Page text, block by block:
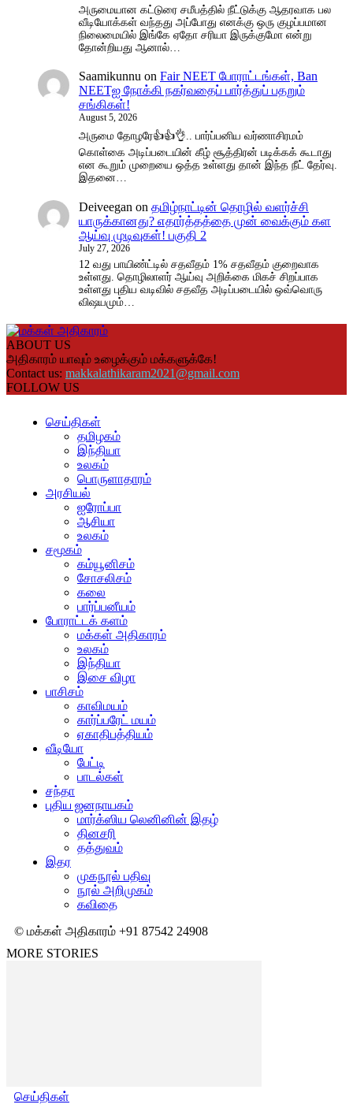
அருமையான கட்டுரை சமீபத்தில் நீட்டுக்கு ஆதரவாக பல
வீடியோக்கள் வந்தது அப்போது எனக்கு ஒரு குழப்பமான
நிலைமையில் இங்கே ஏதோ சரியா இருக்குமோ என்று
தோன்றியது ஆனால்…
Saamikunnu on Fair NEET போராட்டங்கள், Ban
NEETஐ நோக்கி நகர்வதைப் பார்த்துப் பதறும்
சங்கிகள்!
August 5, 2026
அருமை தோழரே👍👍👌.. பார்ப்பனிய வர்ணாசிரமம்
கொள்கை அடிப்படையின் கீழ் சூத்திரன் படிக்கக் கூடாது
என கூறும் முறையை ஒத்த உள்ளது தான் இந்த நீட் தேர்வு.
இதனை…
Deiveegan on தமிழ்நாட்டின் தொழில் வளர்ச்சி
யாருக்கானது? எதார்த்தத்தை முன் வைக்கும் கள
ஆய்வு முடிவுகள்! பகுதி 2
July 27, 2026
12 வது பாயிண்ட்டில் சதவீதம் 1% சதவீதம் குறைவாக
உள்ளது. தொழிலாளர் ஆய்வு அறிக்கை மிகச் சிறப்பாக
உள்ளது புதிய வடிவில் சதவீத அடிப்படையில் ஒவ்வொரு
விஷயமும்…
ABOUT US
அதிகாரம் யாவும் உழைக்கும் மக்களுக்கே!
Contact us: makkalathikaram2021@gmail.com
FOLLOW US
செய்திகள்
தமிழகம்
இந்தியா
உலகம்
பொருளாதாரம்
அரசியல்
ஐரோப்பா
ஆசியா
உலகம்
சமூகம்
கம்யூனிசம்
சோசலிசம்
கலை
பார்ப்பனீயம்
போராட்டக் களம்
மக்கள் அதிகாரம்
உலகம்
இந்தியா
இசை விழா
பாசிசம்
காவிமயம்
கார்ப்பரேட் மயம்
ஏகாதிபத்தியம்
வீடியோ
பேட்டி
பாடல்கள்
சந்தா
புதிய ஜனநாயகம்
மார்க்ஸிய லெனினின் இதழ்
தினசரி
தத்துவம்
இதர
முகநூல் பதிவு
நூல் அறிமுகம்
கவிதை
© மக்கள் அதிகாரம் +91 87542 24908
MORE STORIES
செய்திகள்